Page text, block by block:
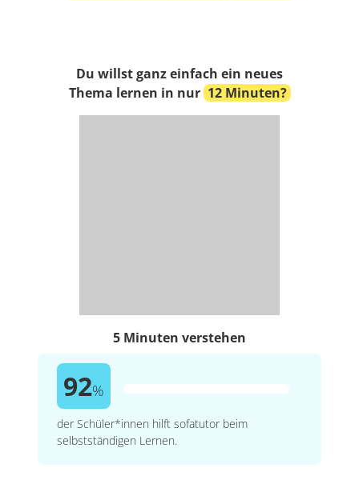
Du willst ganz einfach ein neues
Thema lernen in nur 12 Minuten?
5 Minuten verstehen
92%
der Schüler*innen hilft sofatutor beim
selbstständigen Lernen.